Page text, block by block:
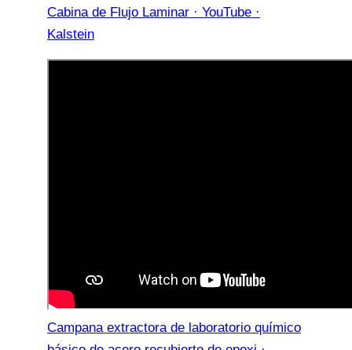
Cabina de Flujo Laminar · YouTube ·
Kalstein
Campana extractora de laboratorio químico